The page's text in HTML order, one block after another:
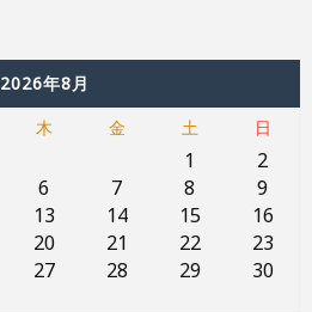
2026年8月
木 金 土 日
1
2
6 7 8
9
13 14 15
16
20 21 22
23
27 28 29
30